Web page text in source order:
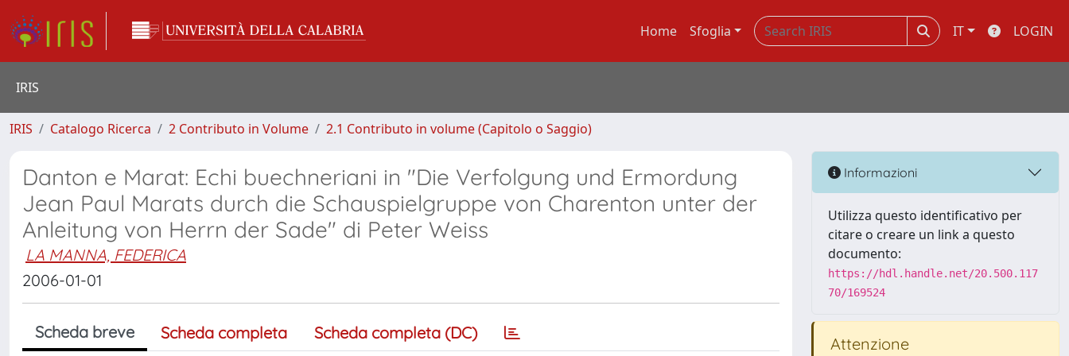
Home Sfoglia IT LOGIN
IRIS
IRIS Catalogo Ricerca 2 Contributo in Volume 2.1 Contributo in volume (Capitolo o Saggio)
Danton e Marat: Echi buechneriani in "Die Verfolgung und Ermordung
Jean Paul Marats durch die Schauspielgruppe von Charenton unter der
Anleitung von Herrn der Sade" di Peter Weiss
LA MANNA, FEDERICA
2006-01-01
Scheda breve Scheda completa Scheda completa (DC)
Informazioni
Utilizza questo identificativo per
citare o creare un link a questo
documento:
https://hdl.handle.net/20.500.117
70/169524
Attenzione